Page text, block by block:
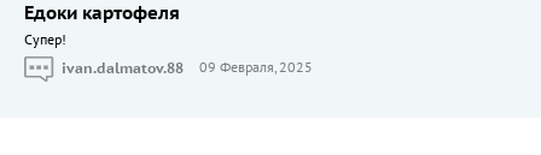
Едоки картофеля
Cупер!
ivan.dalmatov.88
09 Февраля, 2025